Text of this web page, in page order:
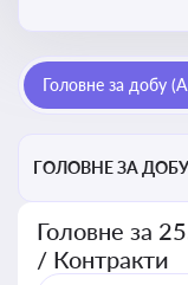
зобов’язань за
Головне за добу
ГОЛОВНЕ ЗА ДОБУ
Головне за
/ Контракти